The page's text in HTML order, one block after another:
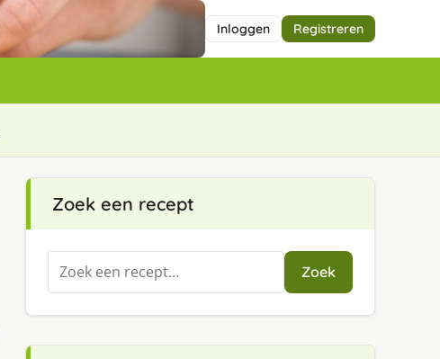
Inloggen Registreren
Zoek een recept
Zoeken
naar:
Zoek